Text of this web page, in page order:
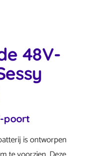
48V-
poort
is ontworpen